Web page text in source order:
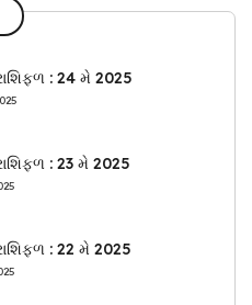
: 24 મે 2025
: 23 મે 2025
: 22 મે 2025